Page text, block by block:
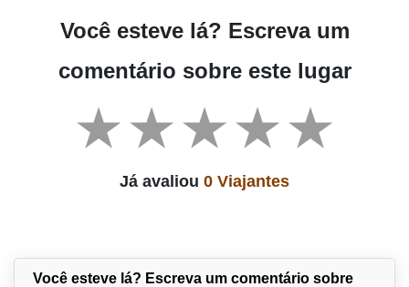
Você esteve lá? Escreva um
comentário sobre este lugar
Já avaliou 0 Viajantes
Você esteve lá? Escreva um comentário sobre